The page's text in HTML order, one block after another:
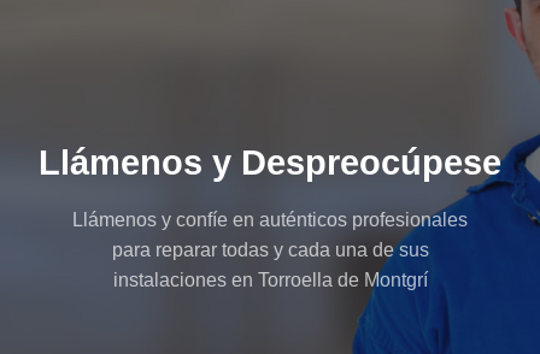
Llámenos y Despreocúpese
Llámenos y confíe en auténticos profesionales
para reparar todas y cada una de sus
instalaciones en Torroella de Montgrí